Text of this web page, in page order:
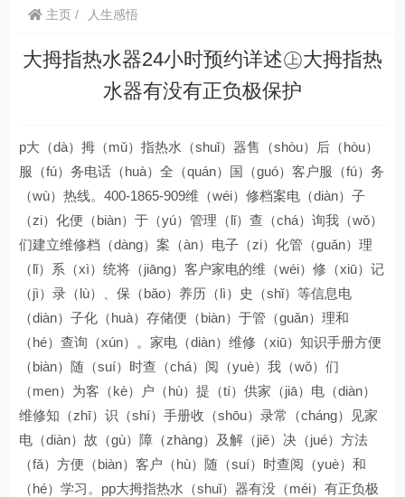
主页 人生感悟
大拇指热水器24小时预约详述㊤大拇指热
水器有没有正负极保护
p大（dà）拇（mǔ）指热水（shuǐ）器售（shòu）后（hòu）
服（fú）务电话（huà）全（quán）国（guó）客户服（fú）务
（wù）热线。400-1865-909维（wéi）修档案电（diàn）子
（zi）化便（biàn）于（yú）管理（lǐ）查（chá）询我（wǒ）
们建立维修档（dàng）案（àn）电子（zi）化管（guǎn）理
（lǐ）系（xì）统将（jiāng）客户家电的维（wéi）修（xiū）记
（jì）录（lù）、保（bǎo）养历（lì）史（shǐ）等信息电
（diàn）子化（huà）存储便（biàn）于管（guǎn）理和
（hé）查询（xún）。家电（diàn）维修（xiū）知识手册方便
（biàn）随（suí）时查（chá）阅（yuè）我（wǒ）们
（men）为客（kè）户（hù）提（tí）供家（jiā）电（diàn）
维修知（zhī）识（shí）手册收（shōu）录常（cháng）见家
电（diàn）故（gù）障（zhàng）及解（jiě）决（jué）方法
（fǎ）方便（biàn）客户（hù）随（suí）时查阅（yuè）和
（hé）学习。pp大拇指热水（shuǐ）器有没（méi）有正负极